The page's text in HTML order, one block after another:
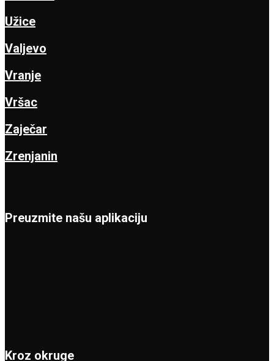
Užice
Valjevo
Vranje
Vršac
Zaječar
Zrenjanin
Preuzmite našu aplikaciju
Kroz okruge